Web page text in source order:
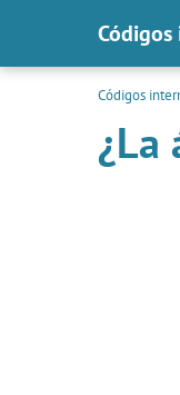
Códigos
¿La